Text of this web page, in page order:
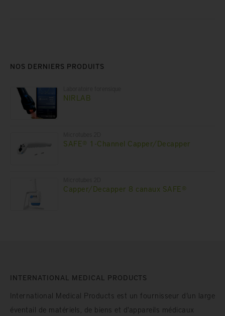
NOS DERNIERS PRODUITS
NIRLAB
SAFE® 1-Channel Capper/Decapper
Capper/Decapper 8 canaux SAFE®
INTERNATIONAL MEDICAL PRODUCTS
International Medical Products est un fournisseur d’un large
éventail de matériels, de biens et d'appareils médicaux